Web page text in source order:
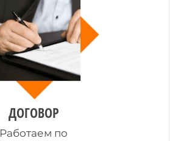
ДОГОВОР
Работаем по